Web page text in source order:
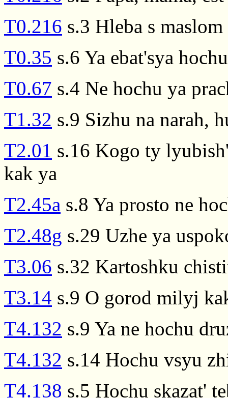
T0.216 s.3 Hleba s
T0.35 s.6 Ya ebat'sya
T0.67 s.4 Ne hochu ya
T1.32 s.9 Sizhu na narah,
T2.01 s.16 Kogo ty
kak ya
T2.45a s.8 Ya prosto ne
T2.48g s.29 Uzhe ya
T3.06 s.32 Kartoshku
T3.14 s.9 O gorod milyj
T4.132 s.9 Ya ne hochu
T4.132 s.14 Hochu vsyu
T4.138 s.5 Hochu skazat'